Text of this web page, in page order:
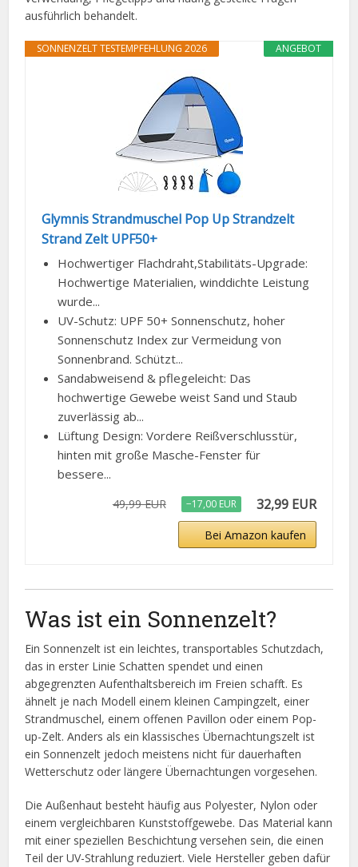
ausführlich behandelt.
ANGEBOT
SONNENZELT TESTEMPFEHLUNG 2026
Glymnis Strandmuschel Pop Up Strandzelt
Strand Zelt UPF50+
Hochwertiger Flachdraht,Stabilitäts-Upgrade:
Hochwertige Materialien, winddichte Leistung
wurde...
UV-Schutz: UPF 50+ Sonnenschutz, hoher
Sonnenschutz Index zur Vermeidung von
Sonnenbrand. Schützt...
Sandabweisend & pflegeleicht: Das
hochwertige Gewebe weist Sand und Staub
zuverlässig ab...
Lüftung Design: Vordere Reißverschlusstür,
hinten mit große Masche-Fenster für
bessere...
49,99 EUR −17,00 EUR 32,99 EUR
Bei Amazon kaufen
Was ist ein Sonnenzelt?
Ein Sonnenzelt ist ein leichtes, transportables Schutzdach,
das in erster Linie Schatten spendet und einen
abgegrenzten Aufenthaltsbereich im Freien schafft. Es
ähnelt je nach Modell einem kleinen Campingzelt, einer
Strandmuschel, einem offenen Pavillon oder einem Pop-
up-Zelt. Anders als ein klassisches Übernachtungszelt ist
ein Sonnenzelt jedoch meistens nicht für dauerhaften
Wetterschutz oder längere Übernachtungen vorgesehen.
Die Außenhaut besteht häufig aus Polyester, Nylon oder
einem vergleichbaren Kunststoffgewebe. Das Material kann
mit einer speziellen Beschichtung versehen sein, die einen
Teil der UV-Strahlung reduziert. Viele Hersteller geben dafür